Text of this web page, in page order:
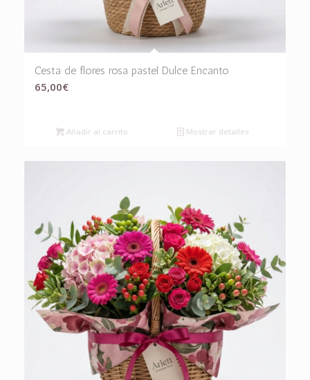
Cesta de flores rosa pastel Dulce Encanto
65,00€
Añadir al carrito Mostrar detalles